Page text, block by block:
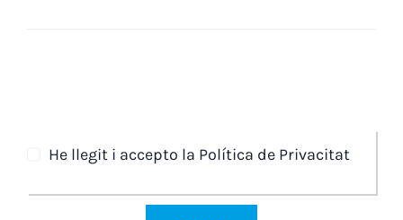
He llegit i accepto la Política de Privacitat